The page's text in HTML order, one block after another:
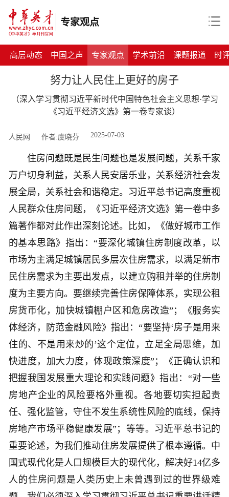
专家观点
高层动态 中国之声 专家观点 学术前沿 课题报道 时
努力让人民住上更好的房子
（深入学习贯彻习近平新时代中国特色社会主义思想·学习
《习近平经济文选》第一卷专家谈）
人民网 作者:虞晓芬 2025-07-03
住房问题既是民生问题也是发展问题，关系千家
万户切身利益，关系人民安居乐业，关系经济社会发
展全局，关系社会和谐稳定。习近平总书记高度重视
人民群众住房问题，《习近平经济文选》第一卷中多
篇著作都对此作出深刻论述。比如，《做好城市工作
的基本思路》指出：“要深化城镇住房制度改革，以
市场为主满足城镇居民多层次住房需求，以满足新市
民住房需求为主要出发点，以建立购租并举的住房制
度为主要方向。要继续完善住房保障体系，实现公租
房货币化，加快城镇棚户区和危房改造”；《服务实
体经济，防范金融风险》指出：“要坚持‘房子是用来
住的、不是用来炒的’这个定位，立足全局思维，加
快进度，加大力度，体现政策深度”；《正确认识和
把握我国发展重大理论和实践问题》指出：“对一些
房地产企业的风险要格外重视。各地要切实担起责
任、强化监管，守住不发生系统性风险的底线，保持
房地产市场平稳健康发展”；等等。习近平总书记的
重要论述，为我们推动住房发展提供了根本遵循。中
国式现代化是人口规模巨大的现代化，解决好14亿多
人的住房问题是人类历史上未曾遇到过的世界级难